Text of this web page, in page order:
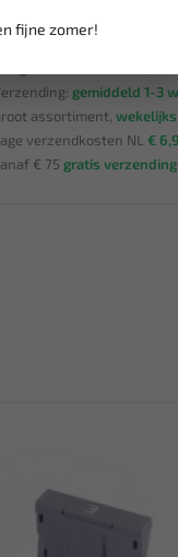
fijne zomer!
Klantenservice,
gemiddeld 1-3
assortiment,
verzendkosten NL €
€ 75 gratis verzending